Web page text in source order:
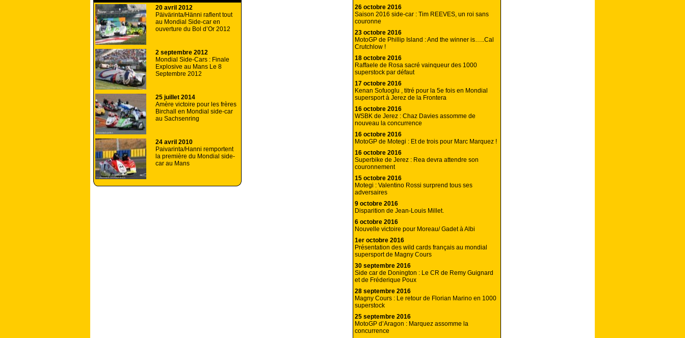
20 avril 2012
Päivärinta/Hänni raflent tout
au Mondial Side-car en
ouverture du Bol d’Or 2012
2 septembre 2012
Mondial Side-Cars : Finale
Explosive au Mans Le 8
Septembre 2012
25 juillet 2014
Amère victoire pour les frères
Birchall en Mondial side-car
au Sachsenring
24 avril 2010
Paivarinta/Hanni remportent
la première du Mondial side-
car au Mans
26 octobre 2016
Saison 2016 side-car : Tim REEVES, un roi sans
couronne
23 octobre 2016
MotoGP de Phillip Island : And the winner is…..Cal
Crutchlow !
18 octobre 2016
Raffaele de Rosa sacré vainqueur des 1000
superstock par défaut
17 octobre 2016
Kenan Sofuoglu , titré pour la 5e fois en Mondial
supersport à Jerez de la Frontera
16 octobre 2016
WSBK de Jerez : Chaz Davies assomme de
nouveau la concurrence
16 octobre 2016
MotoGP de Motegi : Et de trois pour Marc Marquez !
16 octobre 2016
Superbike de Jerez : Rea devra attendre son
couronnement
15 octobre 2016
Motegi : Valentino Rossi surprend tous ses
adversaires
9 octobre 2016
Disparition de Jean-Louis Millet.
6 octobre 2016
Nouvelle victoire pour Moreau/ Gadet à Albi
1er octobre 2016
Présentation des wild cards français au mondial
supersport de Magny Cours
30 septembre 2016
Side car de Donington : Le CR de Remy Guignard
et de Fréderique Poux
28 septembre 2016
Magny Cours : Le retour de Florian Marino en 1000
superstock
25 septembre 2016
MotoGP d’Aragon : Marquez assomme la
concurrence